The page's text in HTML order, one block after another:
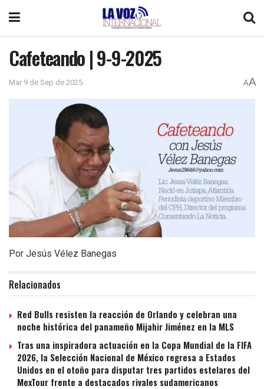
Cafeteando | 9-9-2025
Mar 9 de Sep de 2025 AA
Por Jesús Vélez Banegas
Relacionados
Red Bulls resisten la reacción de Orlando y celebran una
noche histórica del panameño Mijahir Jiménez en la MLS
Tras una inspiradora actuación en la Copa Mundial de la FIFA
2026, la Selección Nacional de México regresa a Estados
Unidos en el otoño para disputar tres partidos estelares del
MexTour frente a destacados rivales sudamericanos